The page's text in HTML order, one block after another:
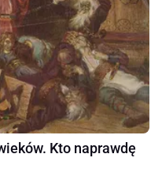
Kto naprawdę